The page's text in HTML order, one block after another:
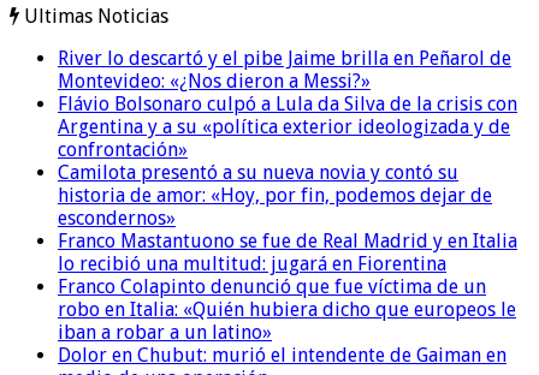
Ultimas Noticias
River lo descartó y el pibe Jaime brilla en Peñarol de
Montevideo: «¿Nos dieron a Messi?»
Flávio Bolsonaro culpó a Lula da Silva de la crisis con
Argentina y a su «política exterior ideologizada y de
confrontación»
Camilota presentó a su nueva novia y contó su
historia de amor: «Hoy, por fin, podemos dejar de
escondernos»
Franco Mastantuono se fue de Real Madrid y en Italia
lo recibió una multitud: jugará en Fiorentina
Franco Colapinto denunció que fue víctima de un
robo en Italia: «Quién hubiera dicho que europeos le
iban a robar a un latino»
Dolor en Chubut: murió el intendente de Gaiman en